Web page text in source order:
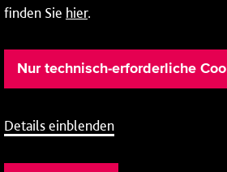
finden Sie hier.
Nur technisch-erforderliche
Details einblenden